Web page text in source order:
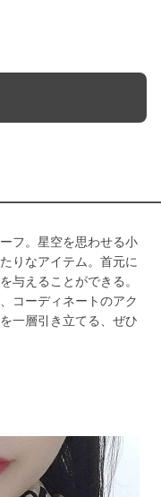
フ。星空を思わせる小
りなアイテム。首元に
与えることができる。
コーディネートのアク
一層引き立てる、ぜひ